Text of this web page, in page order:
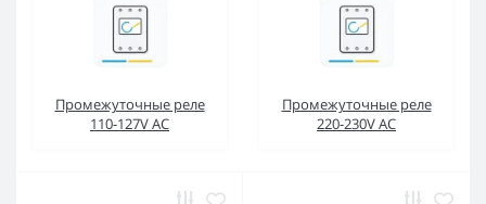
Промежуточные реле
110-127V AC
Промежуточные реле
220-230V AC